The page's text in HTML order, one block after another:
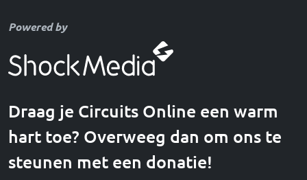
Powered by
Draag je Circuits Online een warm
hart toe? Overweeg dan om ons te
steunen met een donatie!